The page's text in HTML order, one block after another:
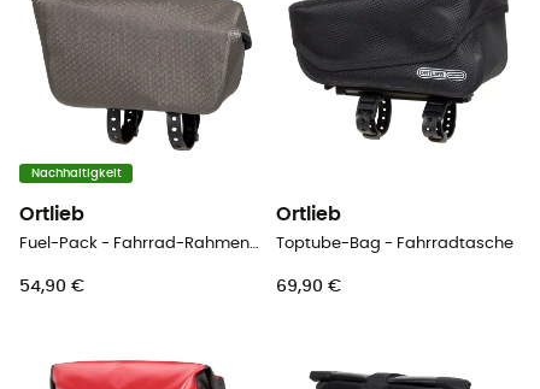
Nachhaltigkeit
Ortlieb
Fuel-Pack - Fahrrad-Rahmentasche
54,90 €
Ortlieb
Toptube-Bag - Fahrradtasche
69,90 €